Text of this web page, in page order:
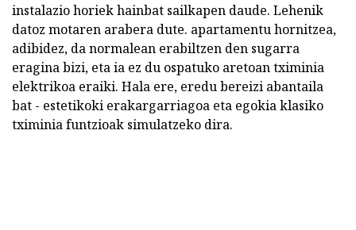
instalazio horiek hainbat sailkapen daude. Lehenik
datoz motaren arabera dute. apartamentu hornitzea,
adibidez, da normalean erabiltzen den sugarra
eragina bizi, eta ia ez du ospatuko aretoan tximinia
elektrikoa eraiki. Hala ere, eredu bereizi abantaila
bat - estetikoki erakargarriagoa eta egokia klasiko
tximinia funtzioak simulatzeko dira.